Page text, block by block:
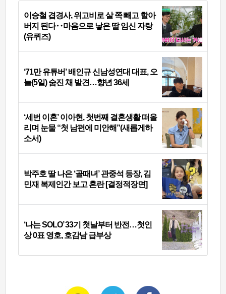
이승철 겹경사, 위고비로 살 쪽 빼고 할아
버지 된다‥마음으로 낳은 딸 임신 자랑
(유퀴즈)
‘71만 유튜버’ 배인규 신남성연대 대표, 오
늘(5일) 숨진 채 발견…향년 36세
‘세번 이혼’ 이아현, 첫번째 결혼생활 떠올
리며 눈물 “첫 남편에 미안해”(새롭게하
소서)
박주호 딸 나은 ‘골때녀’ 관중석 등장, 김
민재 복제인간 보고 혼란 [결정적장면]
‘나는 SOLO’ 33기 첫날부터 반전…첫인
상 0표 영호, 호감남 급부상